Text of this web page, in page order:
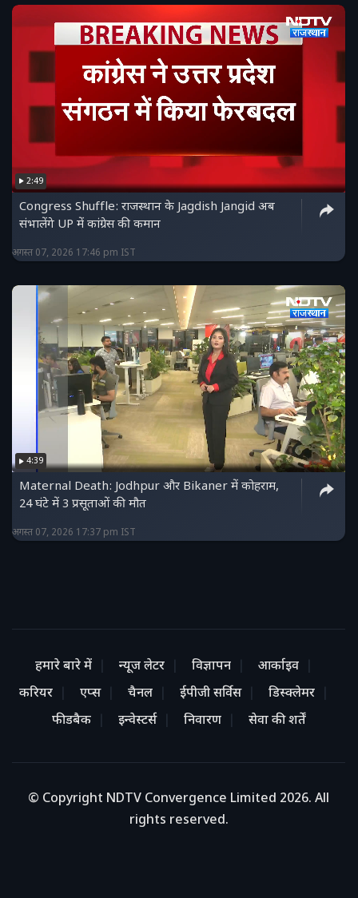
2:49
Congress Shuffle: राजस्थान के Jagdish Jangid अब
संभालेंगे UP में कांग्रेस की कमान
अगस्त 07, 2026 17:46 pm IST
4:39
Maternal Death: Jodhpur और Bikaner में कोहराम,
24 घंटे में 3 प्रसूताओं की मौत
अगस्त 07, 2026 17:37 pm IST
हमारे बारे में न्यूज लेटर विज्ञापन
आर्काइव
करियर
एप्स चैनल ईपीजी सर्विस
डिस्क्लेमर
फीडबैक
इन्वेस्टर्स निवारण सेवा की शर्तें
© Copyright NDTV Convergence Limited 2026. All
rights reserved.